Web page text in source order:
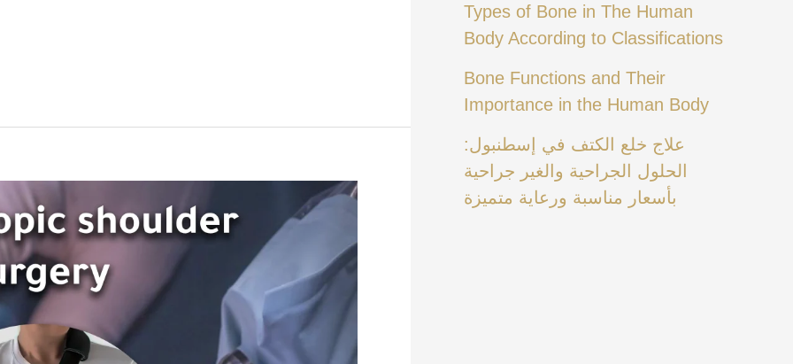
Types of Bone in The Human
Body According to Classifications
Bone Functions and Their
Importance in the Human Body
علاج خلع الكتف في إسطنبول:
الحلول الجراحية والغير جراحية
بأسعار مناسبة ورعاية متميزة